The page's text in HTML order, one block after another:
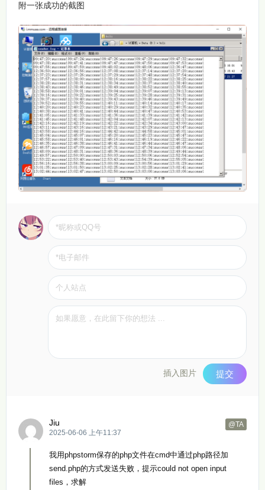
附一张成功的截图
插入图片 提交
Jiu
@TA
2025-06-06 上午11:37
我用phpstorm保存的php文件在cmd中通过php路径加
send.php的方式发送失败，提示could not open input
files，求解